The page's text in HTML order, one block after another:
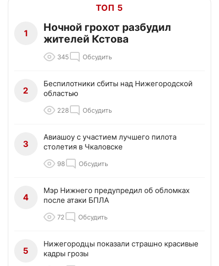
ТОП 5
1
Ночной грохот разбудил
жителей Кстова
345 Обсудить
2
Беспилотники сбиты над Нижегородской
областью
228 Обсудить
3
Авиашоу с участием лучшего пилота
столетия в Чкаловске
98 Обсудить
4
Мэр Нижнего предупредил об обломках
после атаки БПЛА
72 Обсудить
5
Нижегородцы показали страшно красивые
кадры грозы